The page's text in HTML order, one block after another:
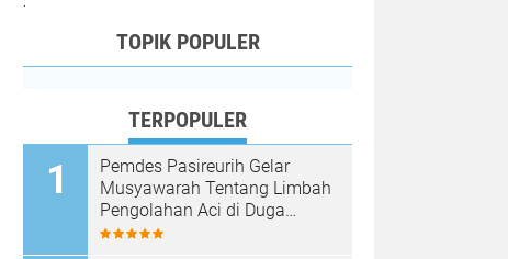
TOPIK POPULER
TERPOPULER
Pemdes Pasireurih Gelar
Musyawarah Tentang Limbah
Pengolahan Aci di Duga
Cemari Sungai Cisata